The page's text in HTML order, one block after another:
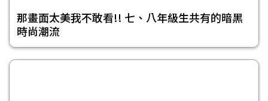
那畫面太美我不敢看!! 七、八年級生共有的暗黑
時尚潮流